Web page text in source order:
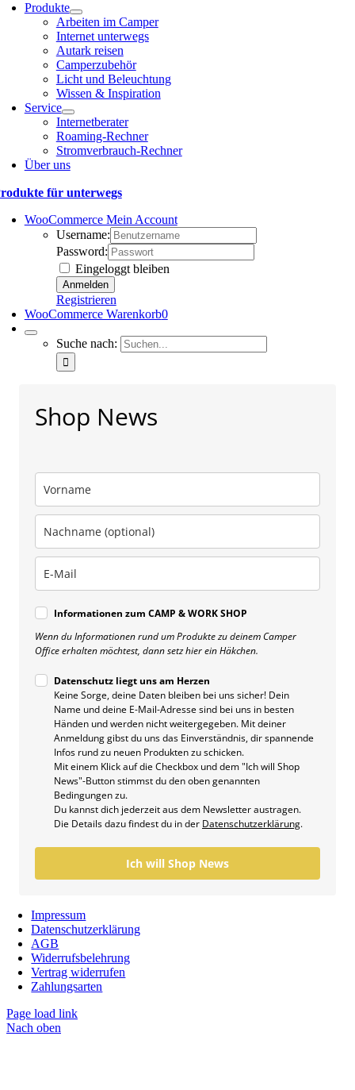
Produkte
Arbeiten im Camper
Internet unterwegs
Autark reisen
Camperzubehör
Licht und Beleuchtung
Wissen & Inspiration
Service
Internetberater
Roaming-Rechner
Stromverbrauch-Rechner
Über uns
für unterwegs
WooCommerce Mein Account
Username:
Password:
Eingeloggt bleiben
Registrieren
WooCommerce Warenkorb0
Suche nach:
Shop News
Informationen zum CAMP & WORK SHOP
Wenn du Informationen rund um Produkte zu deinem Camper
Office erhalten möchtest, dann setz hier ein Häkchen.
Datenschutz liegt uns am Herzen
Keine Sorge, deine Daten bleiben bei uns sicher! Dein
Name und deine E-Mail-Adresse sind bei uns in besten
Händen und werden nicht weitergegeben. Mit deiner
Anmeldung gibst du uns das Einverständnis, dir spannende
Infos rund zu neuen Produkten zu schicken.
Mit einem Klick auf die Checkbox und dem "Ich will Shop
News"-Button stimmst du den oben genannten
Bedingungen zu.
Du kannst dich jederzeit aus dem Newsletter austragen.
Die Details dazu findest du in der Datenschutzerklärung.
Ich will Shop News
Impressum
Datenschutzerklärung
AGB
Widerrufsbelehrung
Vertrag widerrufen
Zahlungsarten
Page load link
Nach oben